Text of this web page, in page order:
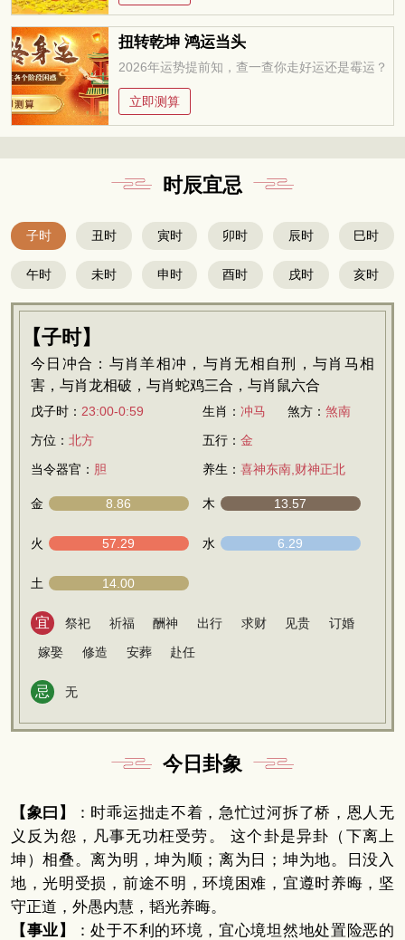
扭转乾坤 鸿运当头
2026年运势提前知，查一查你走好运还是霉运？
立即测算
时辰宜忌
子时 丑时 寅时 卯时 辰时 巳时
午时 未时 申时 酉时 戌时 亥时
【子时】
今日冲合：与肖羊相冲，与肖无相自刑，与肖马相
害，与肖龙相破，与肖蛇鸡三合，与肖鼠六合
戊子时： 23:00-0:59 生肖： 冲马 煞方： 煞南
方位： 北方 五行： 金
当令器官： 胆 养生： 喜神东南,财神正北
金 8.86 木 13.57
火 57.29 水 6.29
土 14.00
宜 祭祀 祈福 酬神 出行 求财 见贵
订婚
嫁娶
修造 安葬 赴任
忌 无
今日卦象
【象曰】
：时乖运拙走不着，急忙过河拆了桥，恩人无
义反为怨，凡事无功枉受劳。 这个卦是异卦（下离上
坤）相叠。离为明，坤为顺；离为日；坤为地。日没入
地，光明受损，前途不明，环境困难，宜遵时养晦，坚
守正道，外愚内慧，韬光养晦。
【事业】
：处于不利的环境，宜心境坦然地处置险恶的